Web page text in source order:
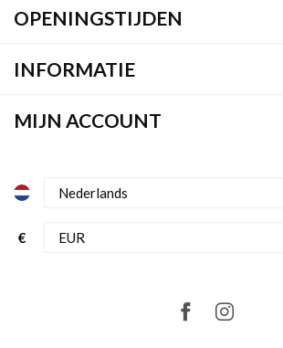
OPENINGSTIJDEN
INFORMATIE
MIJN ACCOUNT
€